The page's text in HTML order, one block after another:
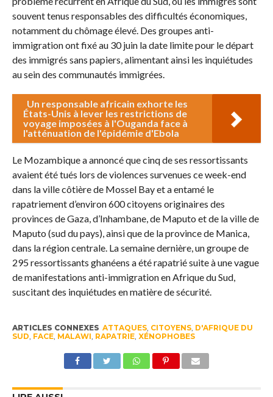
souvent tenus responsables des difficultés économiques,
notamment du chômage élevé. Des groupes anti-
immigration ont fixé au 30 juin la date limite pour le départ
des immigrés sans papiers, alimentant ainsi les inquiétudes
au sein des communautés immigrées.
Un responsable africain exhorte les
États-Unis à lever les restrictions de
voyage imposées à l'Ouganda face à
l'atténuation de l'épidémie d'Ebola
Le Mozambique a annoncé que cinq de ses ressortissants
avaient été tués lors de violences survenues ce week-end
dans la ville côtière de Mossel Bay et a entamé le
rapatriement d’environ 600 citoyens originaires des
provinces de Gaza, d’Inhambane, de Maputo et de la ville de
Maputo (sud du pays), ainsi que de la province de Manica,
dans la région centrale. La semaine dernière, un groupe de
295 ressortissants ghanéens a été rapatrié suite à une vague
de manifestations anti-immigration en Afrique du Sud,
suscitant des inquiétudes en matière de sécurité.
ARTICLES CONNEXES ATTAQUES, CITOYENS, D'AFRIQUE DU
SUD, FACE, MALAWI, RAPATRIE, XÉNOPHOBES